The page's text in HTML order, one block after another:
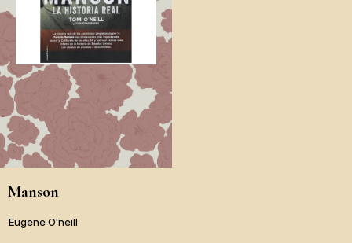
Manson
Eugene O'neill